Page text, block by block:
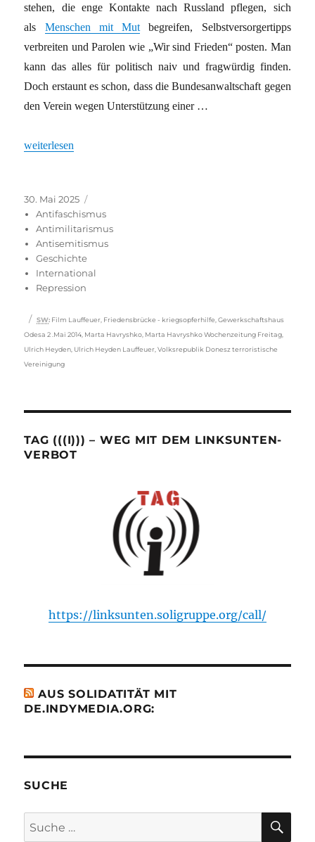
stehen, die enge Kontakte nach Russland pflegen, sich
als Menschen mit Mut begreifen, Selbstversorgertipps
verbreiten und Parolen wie „Wir sind Frieden“ posten. Man
kann das alles für politisch naiv und fragwürdig finden.
Doch erstaunt es schon, dass die Bundesanwaltschaft gegen
den Verein wegen Unterstützung einer …
„Die deutsche Justiz erklärt die Volksrepublik Donezk zur
weiterlesen
Veröffentlicht
am
30. Mai 2025
Antifaschismus
Antimilitarismus
Antisemitismus
Geschichte
International
Repression
Schlagwörter
SW: Film Lauffeuer Friedensbrücke - kriegsopferhilfe ,Gewerkschaftshaus
Odesa 2 .Mai 2014 Marta Havryshko Marta Havryshko Wochenzeitung Freitag
Ulrich Heyden Ulrich Heyden Lauffeuer ,Volksrepublik Donesz terroristische
Vereinigung
TAG (((I))) – WEG MIT DEM LINKSUNTEN-
VERBOT
https://linksunten.soligruppe.org/call/
AUS SOLIDATITÄT MIT
DE.INDYMEDIA.ORG:
SUCHE
Suche